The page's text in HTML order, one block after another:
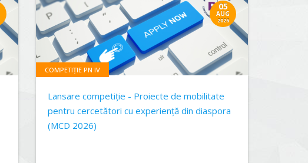
05
AUG
2026
COMPETIȚIE PN IV
Lansare competiție - Proiecte de mobilitate
pentru cercetători cu experiență din diaspora
(MCD 2026)